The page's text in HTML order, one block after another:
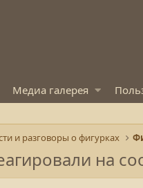
Медиа галерея
и разговоры о фигурках
на